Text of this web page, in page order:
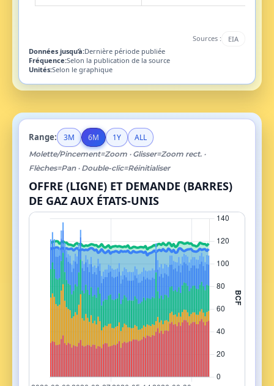
Sources :
EIA
Données jusqu’à:Dernière période publiée
Fréquence:Selon la publication de la source
Unités:Selon le graphique
Range: 3M 6M 1Y ALL
Molette/Pincement=Zoom · Glisser=Zoom rect. ·
Flèches=Pan · Double-clic=Réinitialiser
OFFRE (LIGNE) ET DEMANDE (BARRES)
DE GAZ AUX ÉTATS-UNIS